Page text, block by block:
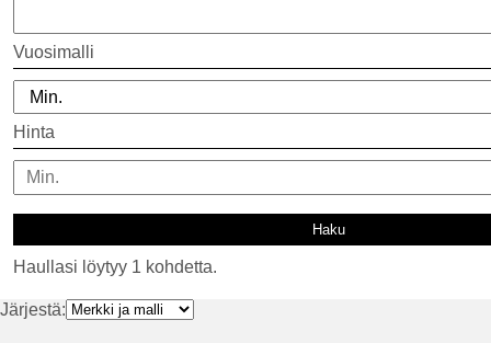
Vuosimalli
Hinta
Haullasi löytyy 1 kohdetta.
Järjestä: